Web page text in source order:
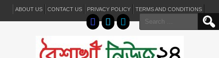
ABOUT US CONTACT US PRIVACY POLICY TERMS AND CONDITIONS
Search
for: